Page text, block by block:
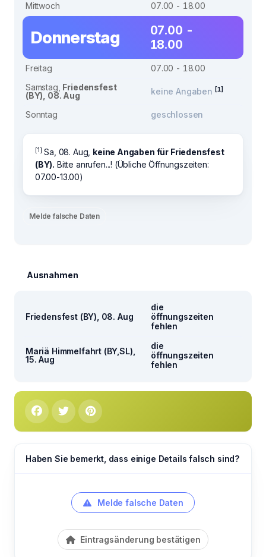
Mittwoch
07.00 - 18.00
Donnerstag
07.00 -
18.00
Freitag
07.00 - 18.00
Samstag, Friedensfest
(BY), 08. Aug
keine Angaben [1]
Sonntag geschlossen
[1] Sa, 08. Aug, keine Angaben für Friedensfest
(BY). Bitte anrufen...! (Übliche Öffnungszeiten:
07.00-13.00)
Melde falsche Daten
Ausnahmen
Friedensfest (BY), 08. Aug
die
öffnungszeiten
fehlen
Mariä Himmelfahrt (BY,SL),
15. Aug
die
öffnungszeiten
fehlen
Haben Sie bemerkt, dass einige Details falsch sind?
Melde falsche Daten
Eintragsänderung bestätigen